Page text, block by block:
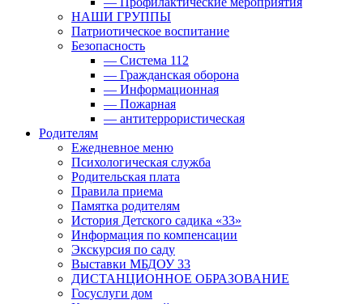
НАШИ ГРУППЫ
Патриотическое воспитание
Безопасность
— Система 112
— Гражданская оборона
— Информационная
— Пожарная
— антитеррористическая
Родителям
Ежедневное меню
Психологическая служба
Родительская плата
Правила приема
Памятка родителям
История Детского садика «33»
Информация по компенсации
Экскурсия по саду
Выставки МБДОУ 33
ДИСТАНЦИОННОЕ ОБРАЗОВАНИЕ
Госуслуги дом